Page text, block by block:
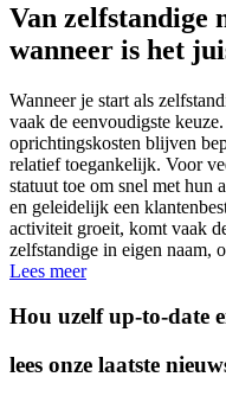
Van zelfstandige
wanneer is het
Wanneer je start als
vaak de eenvoudigste
oprichtingskosten blijven
relatief toegankelijk. Voor
statuut toe om snel met hun
en geleidelijk een
activiteit groeit, komt vaak
zelfstandige in eigen naam,
Lees meer
Hou uzelf up-to-date
lees onze laatste